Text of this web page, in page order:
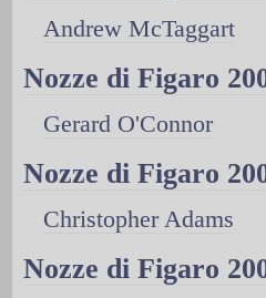
Andrew McTaggart
Nozze di Figaro
Gerard O'Connor
Nozze di Figaro
Christopher Adams
Nozze di Figaro